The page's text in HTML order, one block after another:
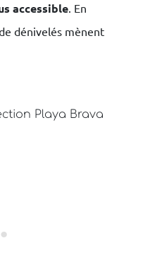
accessible. En
dénivelés mènent
Playa Brava